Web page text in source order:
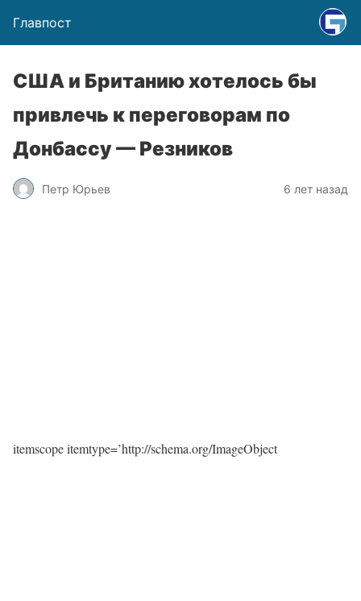
Главпост
США и Британию хотелось бы
привлечь к переговорам по
Донбассу — Резников
Петр Юрьев 6 лет назад
itemscope itemtype=’http://schema.org/ImageObject